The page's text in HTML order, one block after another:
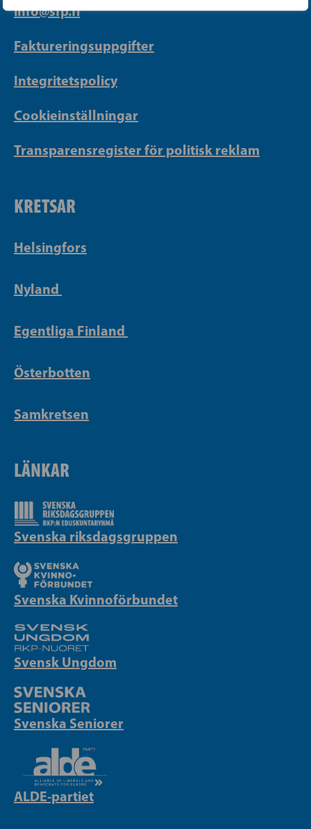
info@sfp.fi
Faktureringsuppgifter
Integritetspolicy
Cookieinställningar
Transparensregister för politisk reklam
KRETSAR
Helsingfors
Nyland
Egentliga Finland
Österbotten
Samkretsen
LÄNKAR
Svenska riksdagsgruppen
Svenska Kvinnoförbundet
Svensk Ungdom
Svenska Seniorer
ALDE-partiet